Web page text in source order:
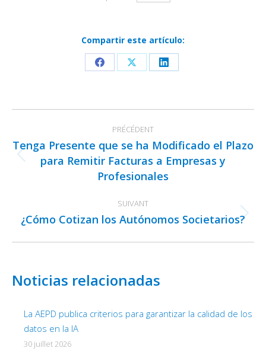
Compartir este artículo:
Partager
Facebook
Partager
X
Partager
LinkedIn
article
PRÉCÉDENT
Article
précédent
Tenga Presente que se ha Modificado el Plazo
para Remitir Facturas a Empresas y
Profesionales
SUIVANT
Article
¿Cómo Cotizan los Autónomos Societarios?
Noticias relacionadas
La AEPD publica criterios para garantizar la calidad de los
datos en la IA
30 juillet 2026